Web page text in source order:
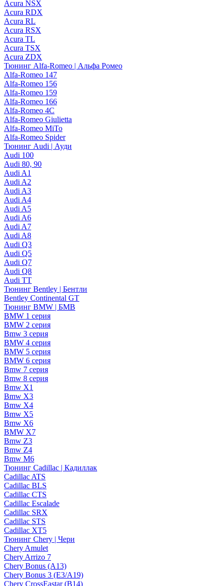
Acura NSX
Acura RDX
Acura RL
Acura RSX
Acura TL
Acura TSX
Acura ZDX
Тюнинг Alfa-Romeo | Альфа Ромео
Alfa-Romeo 147
Alfa-Romeo 156
Alfa-Romeo 159
Alfa-Romeo 166
Alfa-Romeo 4C
Alfa-Romeo Giulietta
Alfa-Romeo MiTo
Alfa-Romeo Spider
Тюнинг Audi | Ауди
Audi 100
Audi 80, 90
Audi A1
Audi A2
Audi A3
Audi A4
Audi A5
Audi A6
Audi A7
Audi A8
Audi Q3
Audi Q5
Audi Q7
Audi Q8
Audi TT
Тюнинг Bentley | Бентли
Bentley Continental GT
Тюнинг BMW | БМВ
BMW 1 серия
BMW 2 серия
Bmw 3 серия
BMW 4 серия
BMW 5 серия
BMW 6 серия
Bmw 7 серия
Bmw 8 серия
Bmw X1
Bmw X3
Bmw X4
Bmw X5
Bmw X6
BMW X7
Bmw Z3
Bmw Z4
Bmw М6
Тюнинг Cadillac | Кадиллак
Cadillac ATS
Cadillac BLS
Cadillac CTS
Cadillac Escalade
Cadillac SRX
Cadillac STS
Cadillac XT5
Тюнинг Chery | Чери
Chery Amulet
Chery Arrizo 7
Chery Bonus (A13)
Chery Bonus 3 (E3/A19)
Chery CrossEastar (B14)